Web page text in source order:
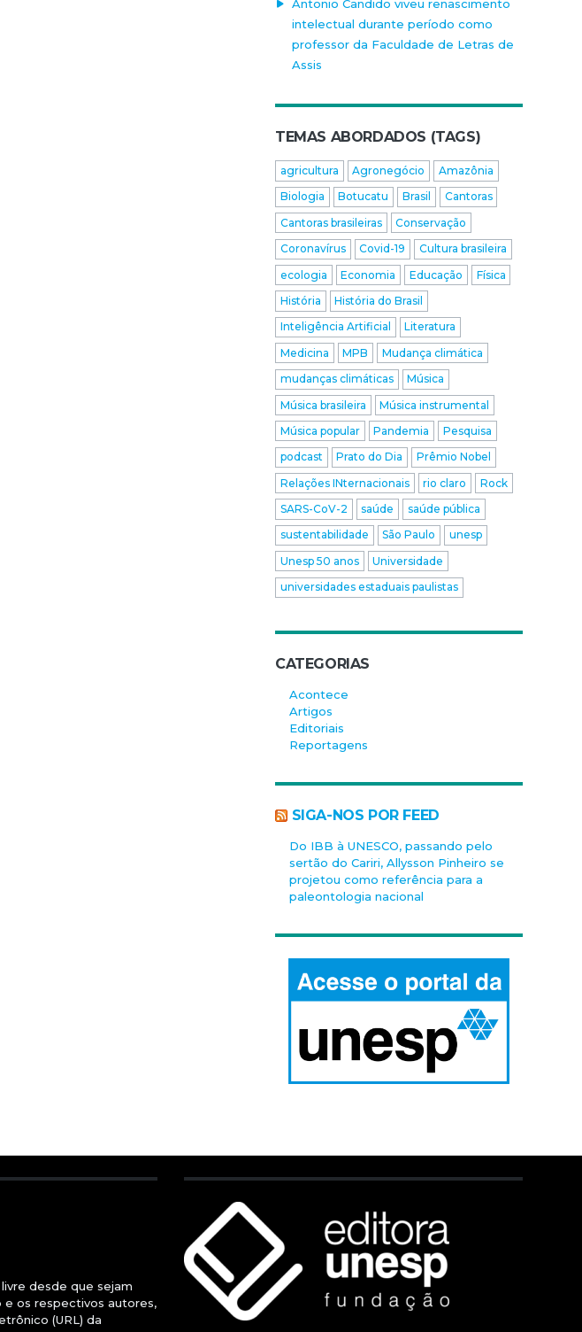
Antonio Candido viveu renascimento
intelectual durante período como
professor da Faculdade de Letras de
Assis
TEMAS ABORDADOS (TAGS)
agricultura Agronegócio
Amazônia
Biologia
Botucatu Brasil
Cantoras
Cantoras brasileiras
Conservação
Coronavírus
Covid-19
Cultura brasileira
ecologia
Economia Educação
Física
História
História do Brasil
Inteligência Artificial
Literatura
Medicina
MPB
Mudança climática
mudanças climáticas
Música
Música brasileira
Música instrumental
Música popular
Pandemia
Pesquisa
podcast
Prato do Dia
Prêmio Nobel
Relações INternacionais
rio claro
Rock
SARS-CoV-2
saúde
saúde pública
sustentabilidade
São Paulo
unesp
Unesp 50 anos
Universidade
universidades estaduais paulistas
CATEGORIAS
Acontece
Artigos
Editoriais
Reportagens
SIGA-NOS POR FEED
Do IBB à UNESCO, passando pelo
sertão do Cariri, Allysson Pinheiro se
projetou como referência para a
paleontologia nacional
desde que sejam
e os respectivos autores,
(URL) da